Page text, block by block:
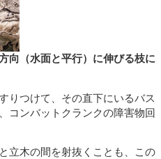
向（水面と平行）に伸びる枝に
りつけて、その直下にいるバス
コンバットクランクの障害物回
立木の間を射抜くことも、この